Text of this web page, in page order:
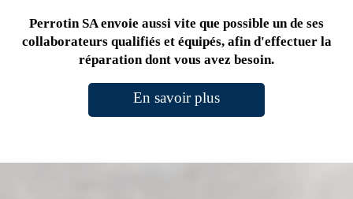
Perrotin SA envoie aussi vite que possible un de ses
collaborateurs qualifiés et équipés, afin d'effectuer la
réparation dont vous avez besoin.
En savoir plus